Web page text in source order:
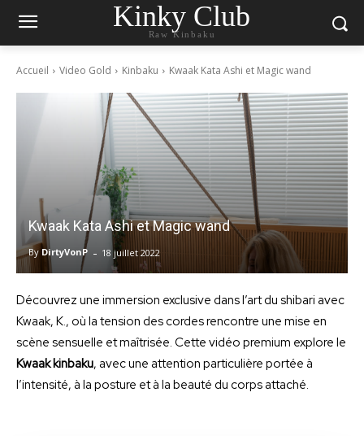
Kinky Club
Raw Kinbaku
Accueil Video Gold Kinbaku Kwaak Kata Ashi et Magic wand
Kwaak Kata Ashi et Magic wand
By DirtyVonP - 18 juillet 2022
Découvrez une immersion exclusive dans l’art du shibari avec
Kwaak, K., où la tension des cordes rencontre une mise en
scène sensuelle et maîtrisée. Cette vidéo premium explore le
Kwaak kinbaku, avec une attention particulière portée à
l’intensité, à la posture et à la beauté du corps attaché.